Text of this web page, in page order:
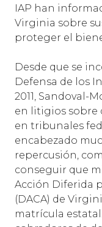
IAP han
Virginia sobre
proteger el
Desde que se
Defensa de los
2011, Sandoval-
en litigios sobre
en tribunales
encabezado
repercusión,
conseguir que
Acción Diferida
(DACA) de
matrícula